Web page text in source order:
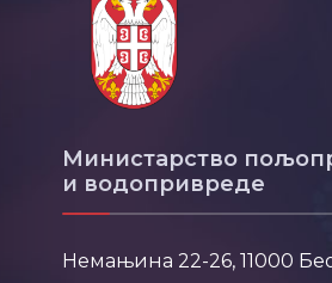
Министарство
и водопривреде
Немањина 22-26, 11000